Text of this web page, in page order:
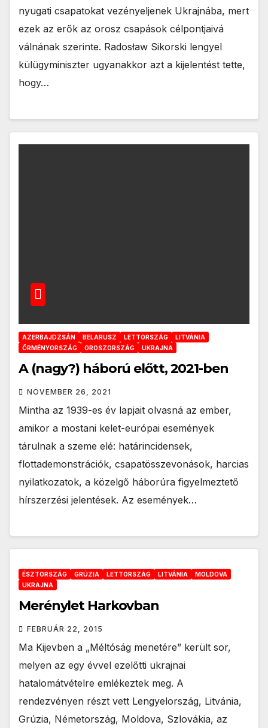
nyugati csapatokat vezényeljenek Ukrajnába, mert
ezek az erők az orosz csapások célpontjaivá
válnának szerinte. Radosław Sikorski lengyel
külügyminiszter ugyanakkor azt a kijelentést tette,
hogy…
AZERBAJDZSÁN BELARUSZ LETTORSZÁG
LITVÁNIA
ÖRMÉNYORSZÁG
OROSZORSZÁG UKRAJNA
A (nagy?) háború előtt, 2021-ben
NOVEMBER 26, 2021
Mintha az 1939-es év lapjait olvasná az ember,
amikor a mostani kelet-európai események
tárulnak a szeme elé: határincidensek,
flottademonstrációk, csapatösszevonások, harcias
nyilatkozatok, a közelgő háborúra figyelmeztető
hírszerzési jelentések. Az események…
ÉSZTORSZÁG GRÚZIA LETTORSZÁG LITVÁNIA
MOLDOVA
UKRAJNA
Merénylet Harkovban
FEBRUÁR 22, 2015
Ma Kijevben a „Méltóság menetére” került sor,
melyen az egy évvel ezelőtti ukrajnai
hatalomátvételre emlékeztek meg. A
rendezvényen részt vett Lengyelország, Litvánia,
Grúzia, Németország, Moldova, Szlovákia, az